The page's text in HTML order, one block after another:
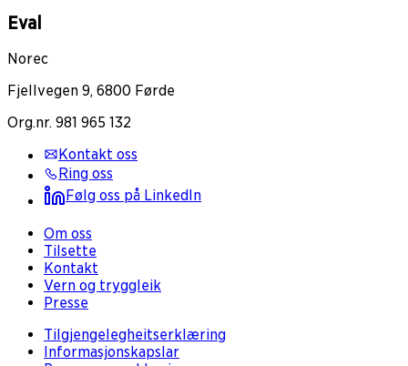
Eval
Norec
Fjellvegen 9, 6800 Førde
Org.nr. 981 965 132
Kontakt oss
Ring oss
Følg oss på LinkedIn
Om oss
Tilsette
Kontakt
Vern og tryggleik
Presse
Tilgjengelegheitserklæring
Informasjonskapslar